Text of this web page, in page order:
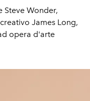
Steve Wonder,
James Long,
opera d'arte